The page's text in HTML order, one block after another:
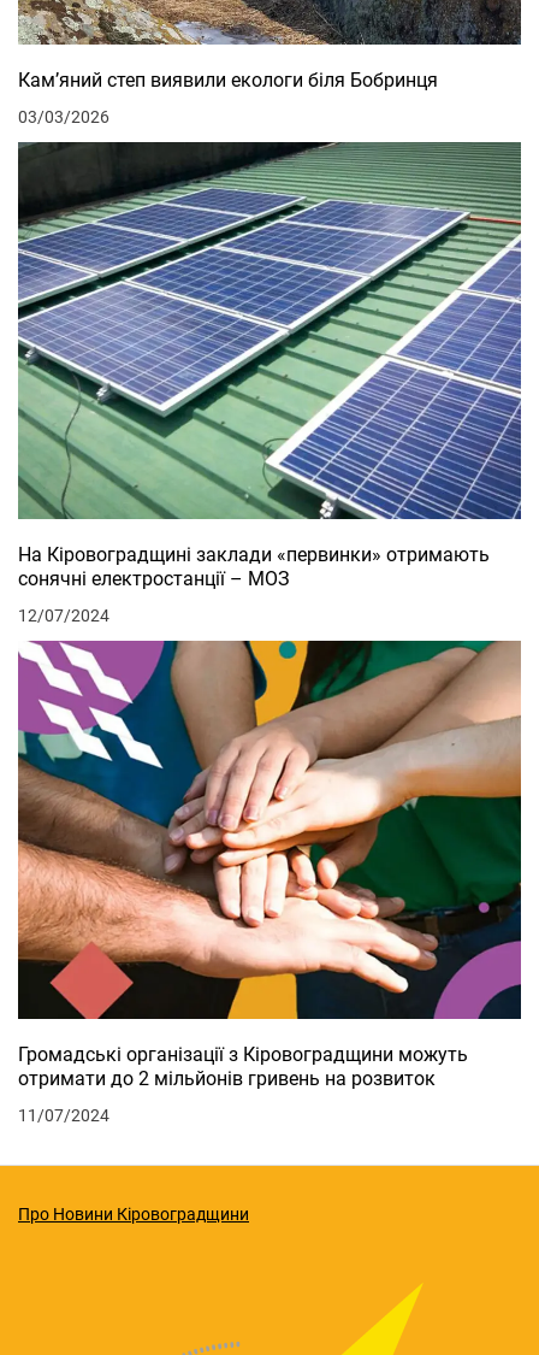
Кам’яний степ виявили екологи біля Бобринця
03/03/2026
На Кіровоградщині заклади «первинки» отримають
сонячні електростанції – МОЗ
12/07/2024
Громадські організації з Кіровоградщини можуть
отримати до 2 мільйонів гривень на розвиток
11/07/2024
Про Новини Кіровоградщини